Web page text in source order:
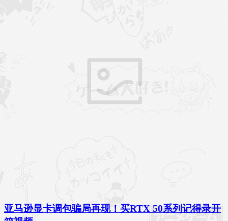
亚马逊显卡调包骗局再现！买RTX 50系列记得录开